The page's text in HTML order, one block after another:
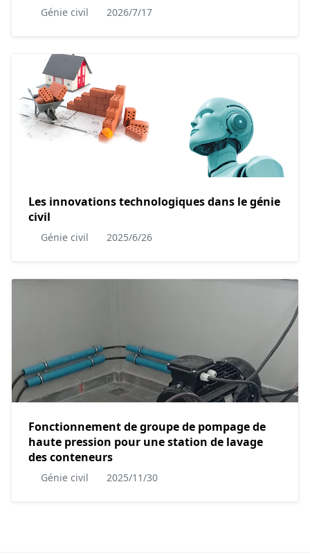
Génie civil 2026/7/17
Les innovations technologiques dans le génie
civil
Génie civil 2025/6/26
Fonctionnement de groupe de pompage de
haute pression pour une station de lavage
des conteneurs
Génie civil 2025/11/30